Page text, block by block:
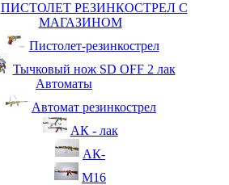
ПИСТОЛЕТ РЕЗИНКОСТРЕЛ С
МАГАЗИНОМ
Пистолет-резинкострел
Тычковый нож SD OFF 2 лак
Автоматы
Автомат резинкострел
АК - лак
АК-
М16